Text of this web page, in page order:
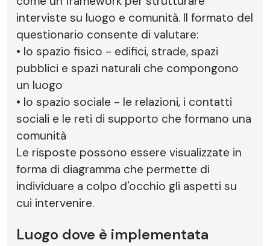
interviste su luogo e comunità. Il formato del
questionario consente di valutare:
• lo spazio fisico - edifici, strade, spazi
pubblici e spazi naturali che compongono
un luogo
• lo spazio sociale - le relazioni, i contatti
sociali e le reti di supporto che formano una
comunità
Le risposte possono essere visualizzate in
forma di diagramma che permette di
individuare a colpo d'occhio gli aspetti su
cui intervenire.
Luogo dove è implementata